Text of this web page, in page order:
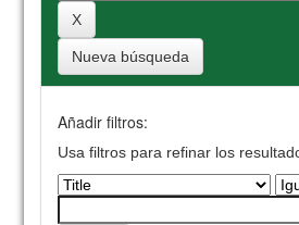
Nueva búsqueda
Añadir filtros:
Usa filtros para refinar los